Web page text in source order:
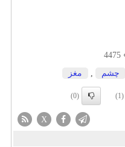
4475
چشم مغز
(1)
(0)
X